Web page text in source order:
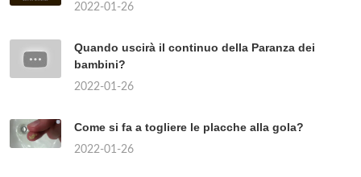
2022-01-26
Quando uscirà il continuo della Paranza dei
bambini?
2022-01-26
Come si fa a togliere le placche alla gola?
2022-01-26